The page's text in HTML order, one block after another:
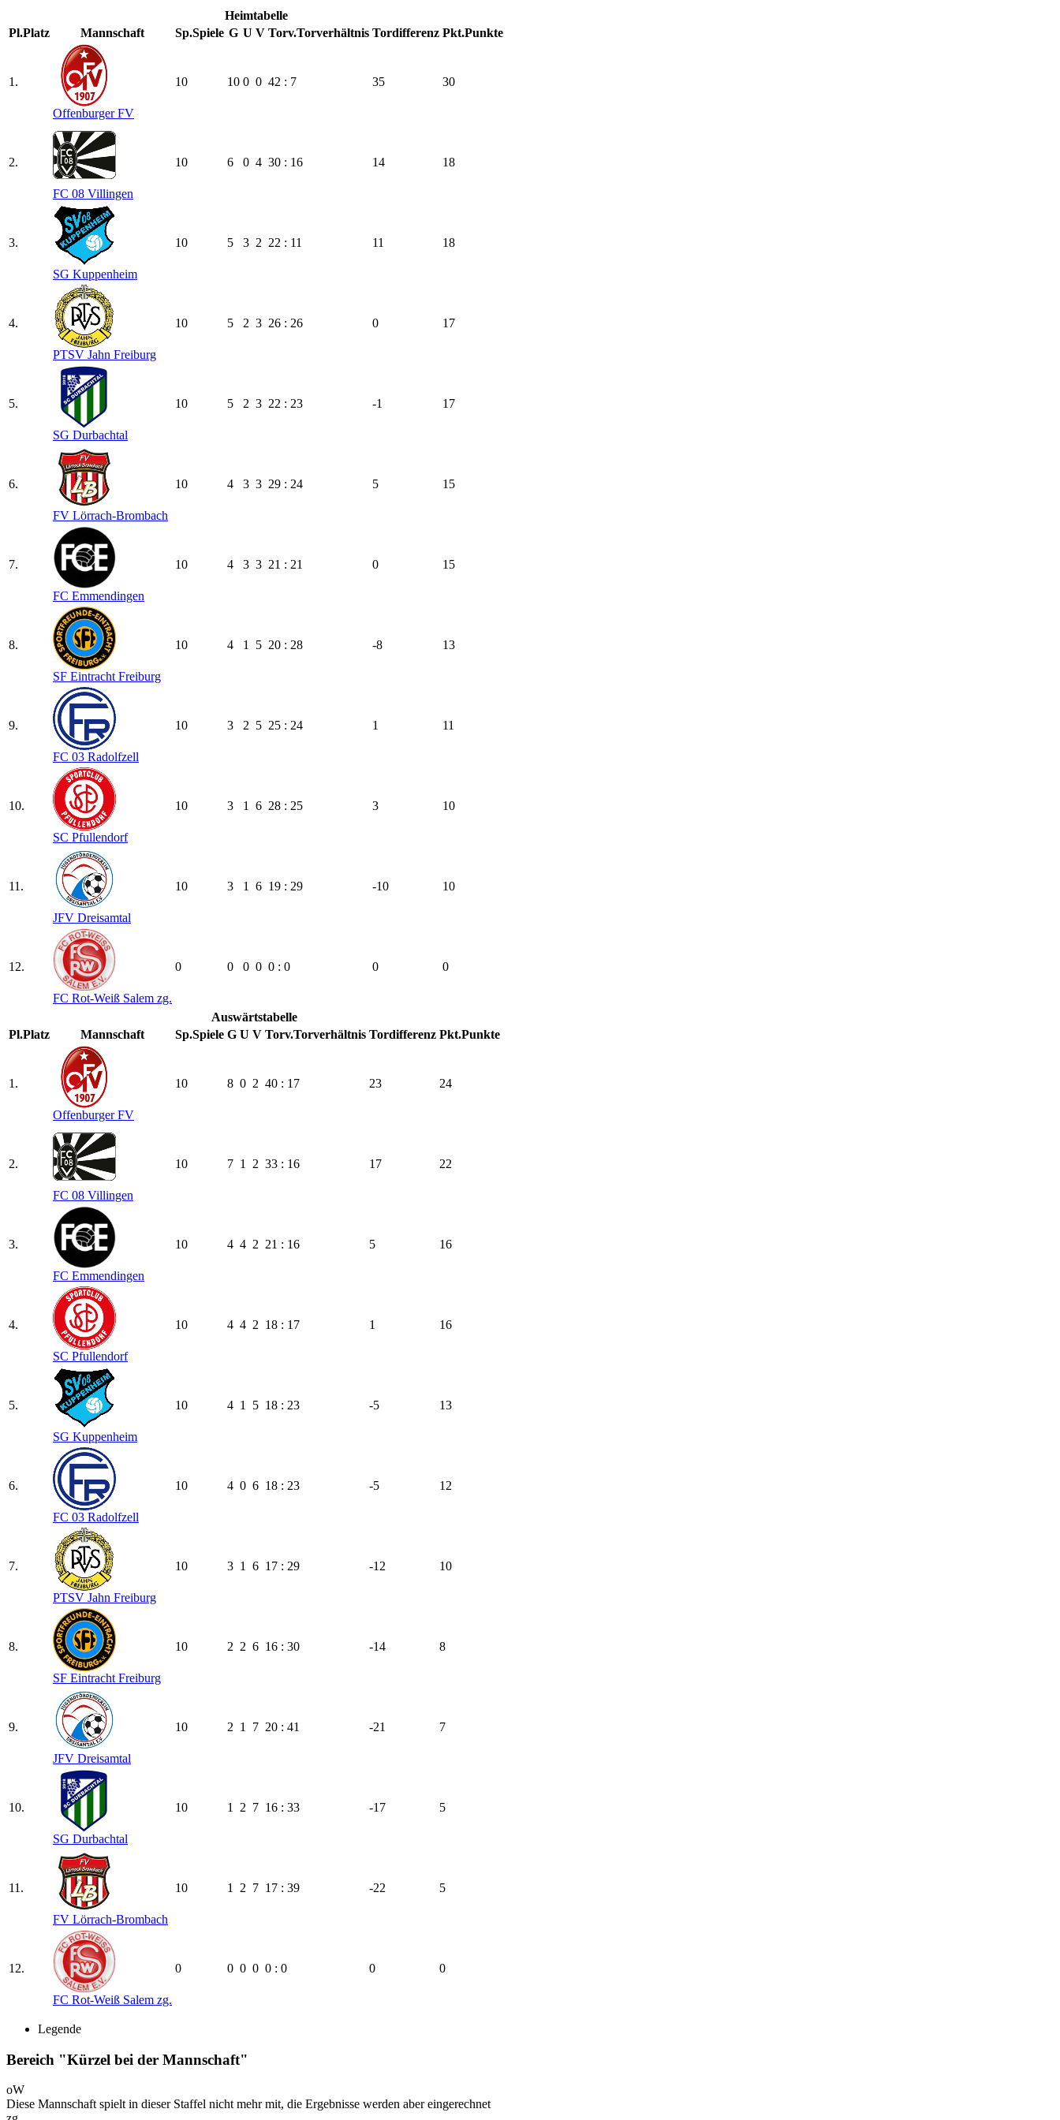
Heimtabelle
Pl.Platz Mannschaft Sp.Spiele G U V Torv.Torverhältnis Tordifferenz Pkt.Punkte
1.
Offenburger FV
10 10 0 0 42 : 7 35 30
2.
FC 08 Villingen
10 6 0 4 30 : 16 14 18
3.
SG Kuppenheim
10 5 3 2 22 : 11 11 18
4.
PTSV Jahn Freiburg
10 5 2 3 26 : 26 0 17
5.
SG Durbachtal
10 5 2 3 22 : 23 -1 17
6.
FV Lörrach-Brombach
10 4 3 3 29 : 24 5 15
7.
FC Emmendingen
10 4 3 3 21 : 21 0 15
8.
SF Eintracht Freiburg
10 4 1 5 20 : 28 -8 13
9.
FC 03 Radolfzell
10 3 2 5 25 : 24 1 11
10.
SC Pfullendorf
10 3 1 6 28 : 25 3 10
11.
JFV Dreisamtal
10 3 1 6 19 : 29 -10 10
12.
FC Rot-Weiß Salem zg.
0 0 0 0 0 : 0 0 0
Auswärtstabelle
Pl.Platz Mannschaft Sp.Spiele G U V Torv.Torverhältnis Tordifferenz Pkt.Punkte
1.
Offenburger FV
10 8 0 2 40 : 17 23 24
2.
FC 08 Villingen
10 7 1 2 33 : 16 17 22
3.
FC Emmendingen
10 4 4 2 21 : 16 5 16
4.
SC Pfullendorf
10 4 4 2 18 : 17 1 16
5.
SG Kuppenheim
10 4 1 5 18 : 23 -5 13
6.
FC 03 Radolfzell
10 4 0 6 18 : 23 -5 12
7.
PTSV Jahn Freiburg
10 3 1 6 17 : 29 -12 10
8.
SF Eintracht Freiburg
10 2 2 6 16 : 30 -14 8
9.
JFV Dreisamtal
10 2 1 7 20 : 41 -21 7
10.
SG Durbachtal
10 1 2 7 16 : 33 -17 5
11.
FV Lörrach-Brombach
10 1 2 7 17 : 39 -22 5
12.
FC Rot-Weiß Salem zg.
0 0 0 0 0 : 0 0 0
Legende
Bereich "Kürzel bei der Mannschaft"
oW
Diese Mannschaft spielt in dieser Staffel nicht mehr mit, die Ergebnisse werden aber eingerechnet